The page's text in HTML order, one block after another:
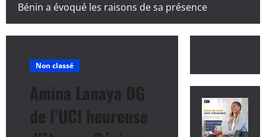
Bénin a évoqué les raisons de sa présence
Non classé
Amina Lanaya DG
de l’UCI heureuse